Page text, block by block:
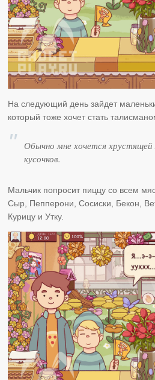
На следующий день зайдет
который тоже хочет стать
Обычно мне хочется
кусочков.
Мальчик попросит пиццу со всем
Сыр, Пепперони, Сосиски, Бекон,
Курицу и Утку.